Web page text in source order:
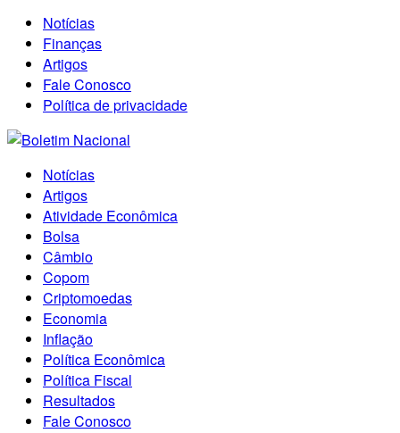
Notícias
Finanças
Artigos
Fale Conosco
Política de privacidade
Notícias
Artigos
Atividade Econômica
Bolsa
Câmbio
Copom
Criptomoedas
Economia
Inflação
Política Econômica
Política Fiscal
Resultados
Fale Conosco